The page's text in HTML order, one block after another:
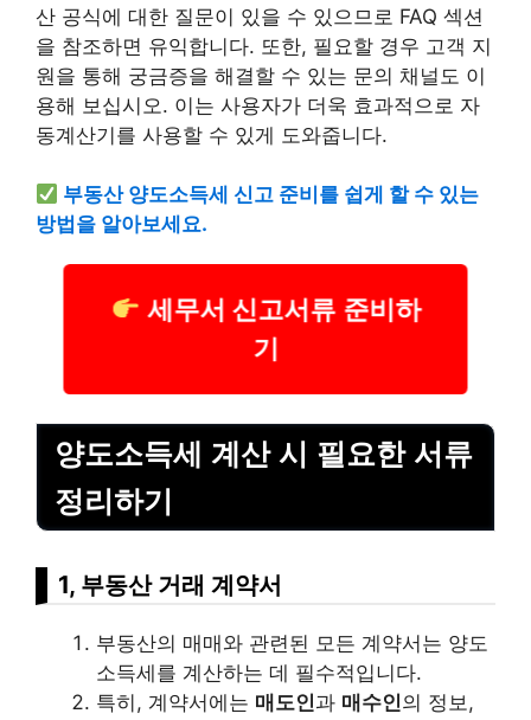
산 공식에 대한 질문이 있을 수 있으므로 FAQ 섹션
을 참조하면 유익합니다. 또한, 필요할 경우 고객 지
원을 통해 궁금증을 해결할 수 있는 문의 채널도 이
용해 보십시오. 이는 사용자가 더욱 효과적으로 자
동계산기를 사용할 수 있게 도와줍니다.
부동산 양도소득세 신고 준비를 쉽게 할 수 있는
방법을 알아보세요.
세무서 신고서류 준비하
기
양도소득세 계산 시 필요한 서류
정리하기
1, 부동산 거래 계약서
부동산의 매매와 관련된 모든 계약서는 양도
소득세를 계산하는 데 필수적입니다.
특히, 계약서에는 매도인과 매수인의 정보,